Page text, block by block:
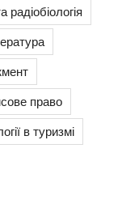
радіобіологія
право
в туризмі